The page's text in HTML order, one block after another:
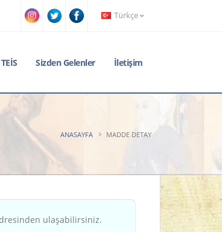
Türkçe
Sizden Gelenler İletişim
ANASAYFA MADDE DETAY
ulaşabilirsiniz.